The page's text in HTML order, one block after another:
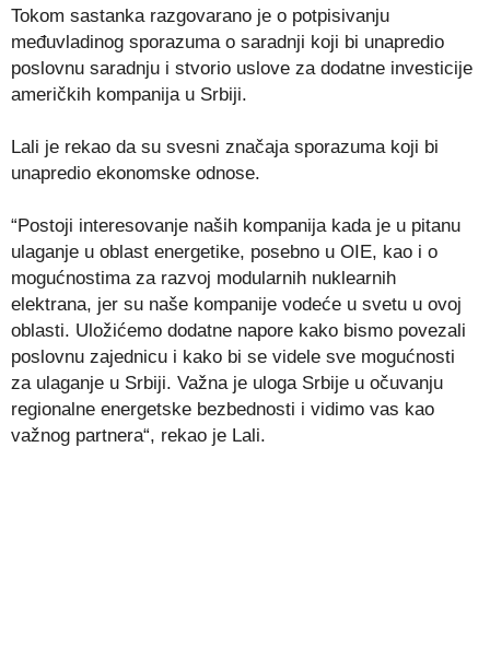
Tokom sastanka razgovarano je o potpisivanju
međuvladinog sporazuma o saradnji koji bi unapredio
poslovnu saradnju i stvorio uslove za dodatne investicije
američkih kompanija u Srbiji.
Lali je rekao da su svesni značaja sporazuma koji bi
unapredio ekonomske odnose.
“Postoji interesovanje naših kompanija kada je u pitanu
ulaganje u oblast energetike, posebno u OIE, kao i o
mogućnostima za razvoj modularnih nuklearnih
elektrana, jer su naše kompanije vodeće u svetu u ovoj
oblasti. Uložićemo dodatne napore kako bismo povezali
poslovnu zajednicu i kako bi se videle sve mogućnosti
za ulaganje u Srbiji. Važna je uloga Srbije u očuvanju
regionalne energetske bezbednosti i vidimo vas kao
važnog partnera“, rekao je Lali.